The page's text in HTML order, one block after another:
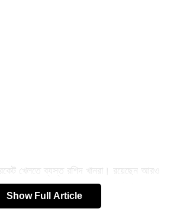
খেলতে ব্যস্ত রশিদ খানরা। রয়েছেন আরও
মহম্মদ নবি। সেখানে হান্ড্রেড টুর্নামেন্ট
ট্রেন্ট রকেটস ও নবির ফ্র্যাঞ্চাইজি লন্ডন
Show Full Article